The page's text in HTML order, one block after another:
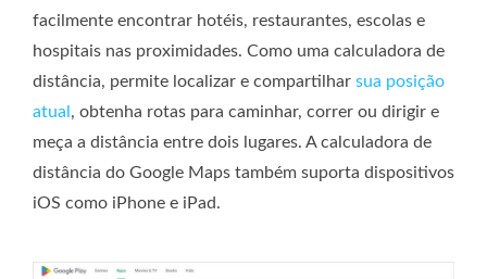
facilmente encontrar hotéis, restaurantes, escolas e
hospitais nas proximidades. Como uma calculadora de
distância, permite localizar e compartilhar sua posição
atual , obtenha rotas para caminhar, correr ou dirigir e
meça a distância entre dois lugares. A calculadora de
distância do Google Maps também suporta dispositivos
iOS como iPhone e iPad.